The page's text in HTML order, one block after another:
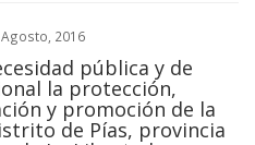
2016
pública y de
la protección,
y promoción de la
de Pías, provincia